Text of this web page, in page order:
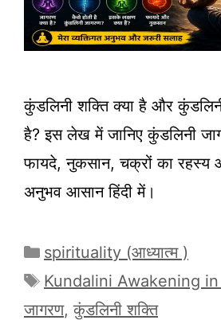
कुंडलिनी शक्ति क्या है और
है? इस लेख में जानिए कुंडलिनी
फायदे, नुकसान, चक्रों का रहस्य
अनुभव आसान हिंदी में।
Categories
spirituality (आध्यात्म )
Tags
Kundalini Awakening
जागरण,कुंडलिनी शक्ति